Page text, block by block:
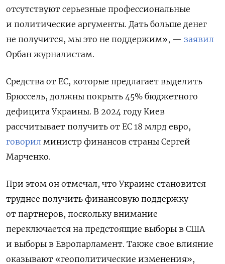
отсутствуют серьезные профессиональные
и политические аргументы. Дать больше денег
не получится, мы это не поддержим», — заявил
Орбан журналистам.
Средства от ЕС, которые предлагает выделить
Брюссель, должны покрыть 45% бюджетного
дефицита Украины. В 2024 году Киев
рассчитывает получить от ЕС 18 млрд евро,
говорил министр финансов страны Сергей
Марченко.
При этом он отмечал, что Украине становится
труднее получить финансовую поддержку
от партнеров, поскольку внимание
переключается на предстоящие выборы в США
и выборы в Европарламент. Также свое влияние
оказывают «геополитические изменения»,